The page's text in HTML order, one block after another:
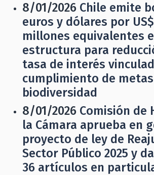
8/01/2026 Chile emite
euros y dólares por
millones equivalentes
estructura para
tasa de interés
cumplimiento de
biodiversidad
8/01/2026 Comisión de
la Cámara aprueba en
proyecto de ley de
Sector Público 2025 y
36 artículos en